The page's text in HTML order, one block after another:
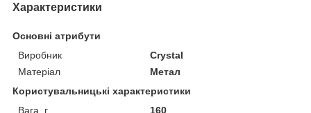
Характеристики
Основні атрибути
Виробник
Crystal
Матеріал
Метал
Користувальницькі характеристики
Вага, г
160